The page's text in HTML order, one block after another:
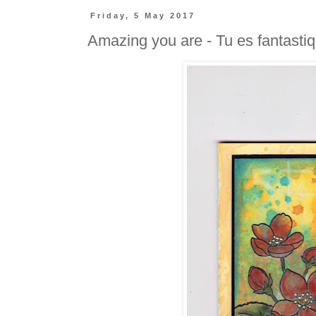
Friday, 5 May 2017
Amazing you are - Tu es